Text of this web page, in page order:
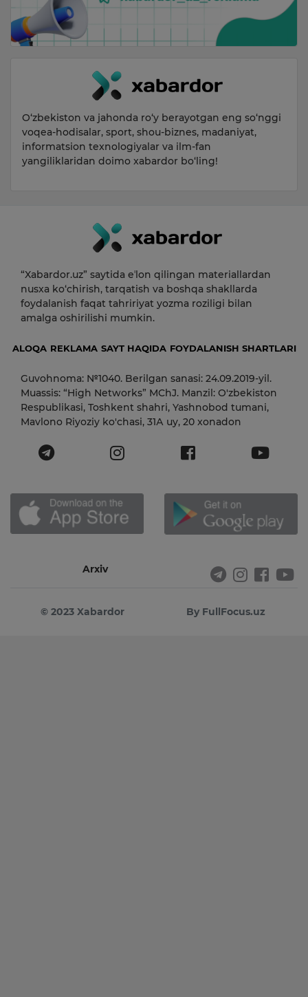
O‘zbekiston va jahonda ro‘y berayotgan eng so‘nggi
voqea-hodisalar, sport, shou-biznes, madaniyat,
informatsion texnologiyalar va ilm-fan
yangiliklaridan doimo xabardor bo‘ling!
“Xabardor.uz” saytida eʼlon qilingan materiallardan
nusxa ko‘chirish, tarqatish va boshqa shakllarda
foydalanish faqat tahririyat yozma roziligi bilan
amalga oshirilishi mumkin.
ALOQA REKLAMA SAYT HAQIDA FOYDALANISH SHARTLARI
Guvohnoma: №1040. Berilgan sanasi: 24.09.2019-yil.
Muassis: “High Networks” MChJ. Manzil: O'zbekiston
Respublikasi, Toshkent shahri, Yashnobod tumani,
Mavlono Riyoziy ko'chasi, 31А uy, 20 xonadon
Arxiv
© 2023 Xabardor By FullFocus.uz